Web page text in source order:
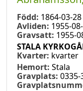
Född: 1864-03-28
Avliden: 1955-
Gravsatt: 1955-
STALA
Kvarter: kvarter
Hemort: Stala
Gravplats: 0335-